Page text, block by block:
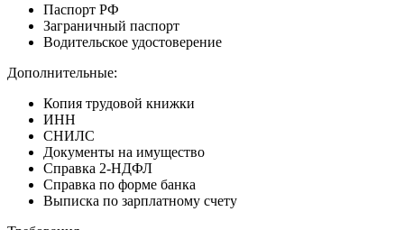
Паспорт РФ
Заграничный паспорт
Водительское удостоверение
Дополнительные:
Копия трудовой книжки
ИНН
СНИЛС
Документы на имущество
Справка 2-НДФЛ
Справка по форме банка
Выписка по зарплатному счету